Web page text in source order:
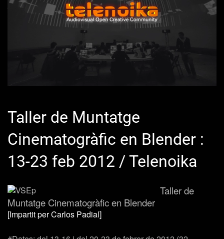
Taller de Muntatge
Cinematogràfic en Blender :
13-23 feb 2012 / Telenoika
Taller de
Muntatge Cinematogràfic en Blender
[Impartit per Carlos Padial]